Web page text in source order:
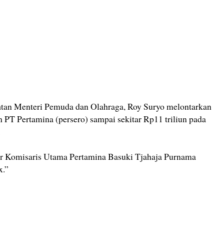
Menteri Pemuda dan Olahraga, Roy Suryo melontarkan
Pertamina (persero) sampai sekitar Rp11 triliun pada
Utama Pertamina Basuki Tjahaja Purnama